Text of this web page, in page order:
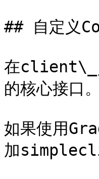
## 自定义
在
的核心接口。
如果使用
加